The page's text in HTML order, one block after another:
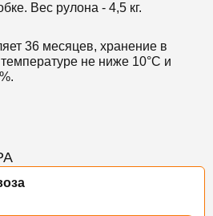
Вес рулона - 4,5 кг.
36 месяцев, хранение в
не ниже 10°С и